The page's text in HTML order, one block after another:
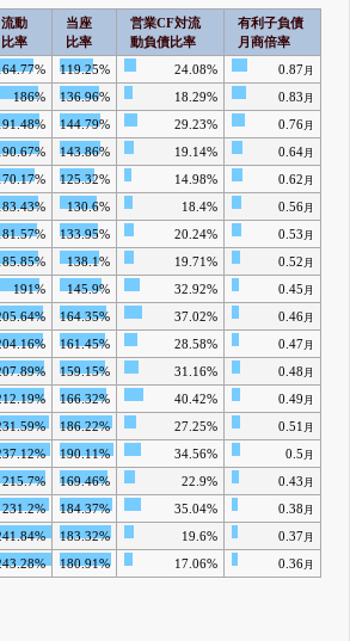
流動
比率
当座
比率
営業CF対流
動負債比率
有利子負債
月商倍率
119.25% 24.08% 0.87 月
186% 136.96% 18.29% 0.83 月
144.79% 29.23% 0.76月
143.86% 19.14% 0.64月
125.32% 14.98% 0.62 月
130.6% 18.4% 0.56月
133.95% 20.24% 0.53 月
138.1% 19.71% 0.52 月
191% 145.9% 32.92% 0.45 月
164.35% 37.02% 0.46月
161.45% 28.58% 0.47 月
159.15% 31.16% 0.48 月
166.32% 40.42% 0.49 月
186.22% 27.25% 0.51 月
190.11% 34.56% 0.5 月
215.7% 169.46% 22.9% 0.43 月
231.2% 184.37% 35.04% 0.38 月
183.32% 19.6% 0.37 月
180.91% 17.06% 0.36月